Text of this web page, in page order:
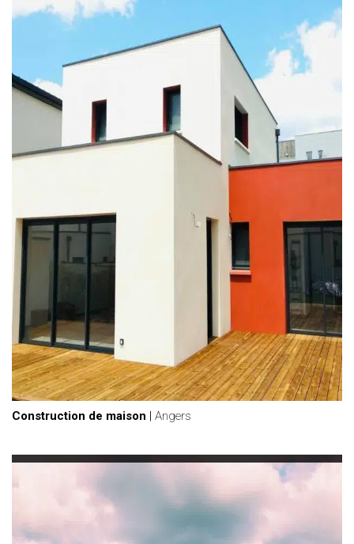
Construction de maison | Angers